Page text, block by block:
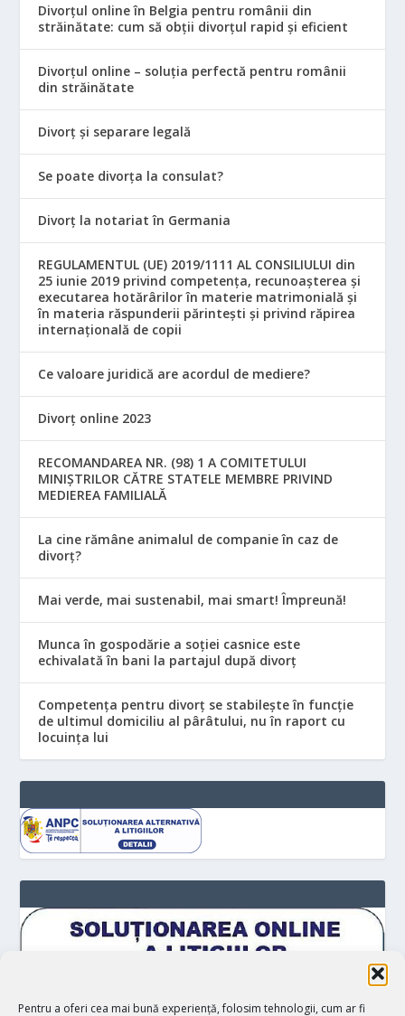
Pentru a oferi cea mai bună experiență, folosim tehnologii, cum ar fi
Divorțul online în Belgia pentru românii din
străinătate: cum să obții divorțul rapid și eficient
Divorțul online – soluția perfectă pentru românii
din străinătate
Divorț și separare legală
Se poate divorța la consulat?
Divorț la notariat în Germania
REGULAMENTUL (UE) 2019/1111 AL CONSILIULUI din
25 iunie 2019 privind competența, recunoașterea și
executarea hotărârilor în materie matrimonială și
în materia răspunderii părintești și privind răpirea
internațională de copii
Ce valoare juridică are acordul de mediere?
Divorț online 2023
RECOMANDAREA NR. (98) 1 A COMITETULUI
MINIŞTRILOR CĂTRE STATELE MEMBRE PRIVIND
MEDIEREA FAMILIALĂ
La cine rămâne animalul de companie în caz de
divorț?
Mai verde, mai sustenabil, mai smart! Împreună!
Munca în gospodărie a soției casnice este
echivalată în bani la partajul după divorț
Competența pentru divorț se stabilește în funcție
de ultimul domiciliu al pârâtului, nu în raport cu
locuinţa lui